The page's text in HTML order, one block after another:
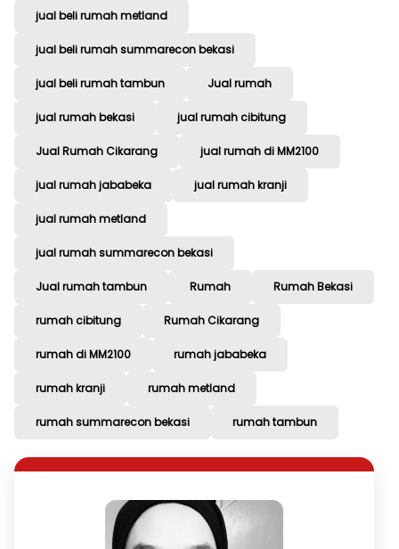
jual beli rumah metland
jual beli rumah summarecon bekasi
jual beli rumah tambun Jual rumah
jual rumah bekasi jual rumah cibitung
Jual Rumah Cikarang jual rumah di MM2100
jual rumah jababeka jual rumah kranji
jual rumah metland
jual rumah summarecon bekasi
Jual rumah tambun Rumah Rumah Bekasi
rumah cibitung Rumah Cikarang
rumah di MM2100 rumah jababeka
rumah kranji rumah metland
rumah summarecon bekasi rumah tambun